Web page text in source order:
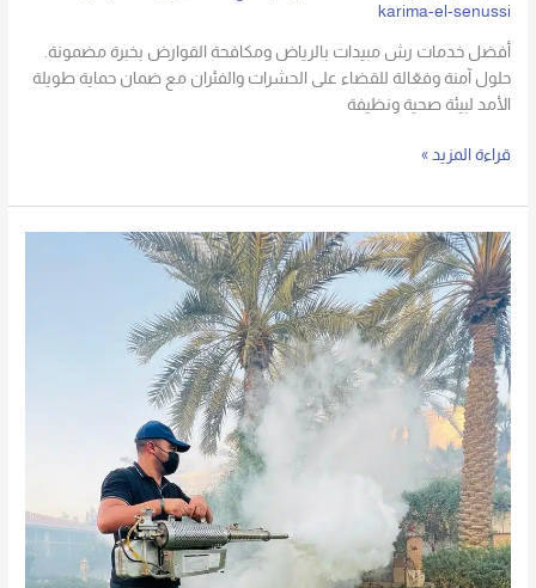
karima-el-senussi
أفضل خدمات رش مبيدات بالرياض ومكافحة القوارض بخبرة مضمونة.
حلول آمنة وفعّالة للقضاء على الحشرات والفئران مع ضمان حماية طويلة
الأمد لبيئة صحية ونظيفة
قراءة المزيد »
أرخص
شركة
مكافحة
حشرات
بالرياض
_
مكافحة
الناموس